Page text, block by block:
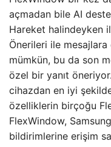
açmadan bile AI
Hareket halindeyken
Önerileri ile
mümkün, bu da son
özel bir yanıt
cihazdan en iyi
özelliklerin birçoğu
FlexWindow,
bildirimlerine erişim